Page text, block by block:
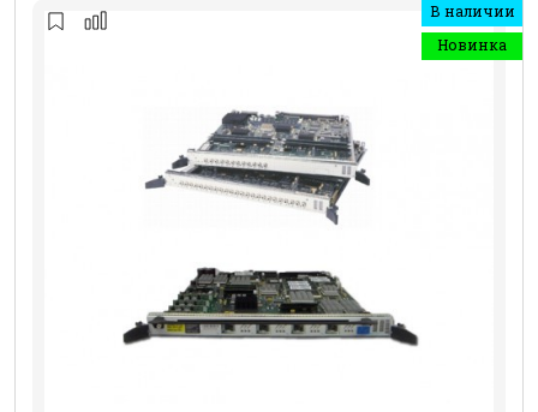
В наличии
Новинка